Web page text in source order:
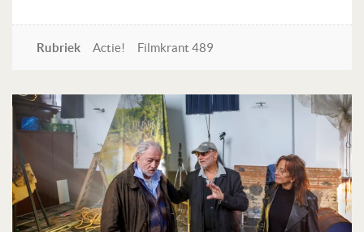
Rubriek Actie! Filmkrant 489
Lees verder